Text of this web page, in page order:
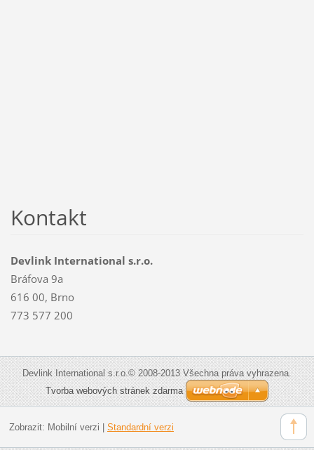
Kontakt
Devlink International s.r.o.
Bráfova 9a
616 00, Brno
773 577 200
Devlink International s.r.o.© 2008-2013 Všechna práva vyhrazena.
Tvorba webových stránek zdarma
Zobrazit: Mobilní verzi Standardní verzi